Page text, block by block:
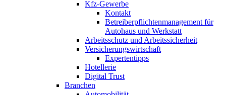
Kfz-Gewerbe
Kontakt
Betreiberpflichtenmanagement für
Autohaus und Werkstatt
Arbeitsschutz und Arbeitssicherheit
Versicherungswirtschaft
Expertentipps
Hotellerie
Digital Trust
Branchen